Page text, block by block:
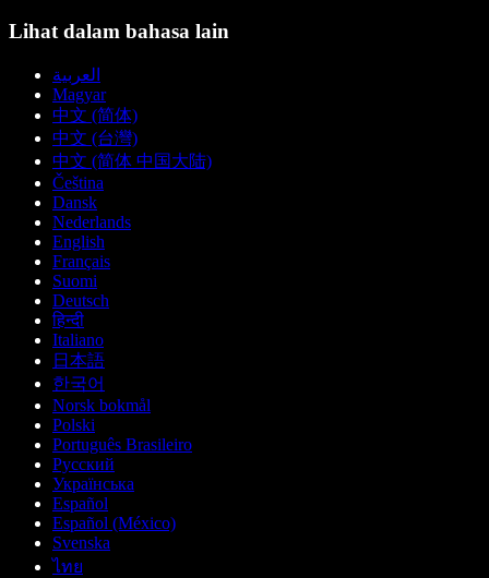
Lihat dalam bahasa lain
العربية
Magyar
中文 (简体)
中文 (台灣)
中文 (简体 中国大陆)
Čeština
Dansk
Nederlands
English
Français
Suomi
Deutsch
हिन्दी
Italiano
日本語
한국어
Norsk bokmål
Polski
Português Brasileiro
Русский
Українська
Español
Español (México)
Svenska
ไทย